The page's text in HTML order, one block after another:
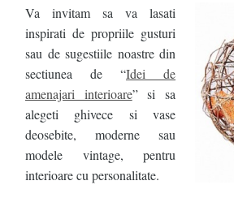
Va invitam sa va lasati
inspirati de propriile gusturi
sau de sugestiile noastre din
sectiunea de “Idei de
amenajari interioare” si sa
alegeti ghivece si vase
deosebite, moderne sau
modele vintage, pentru
interioare cu personalitate.